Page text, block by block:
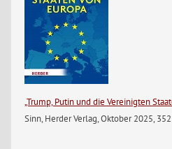
„Trump, Putin und die Vereinigten
Sinn, Herder Verlag, Oktober 2025,